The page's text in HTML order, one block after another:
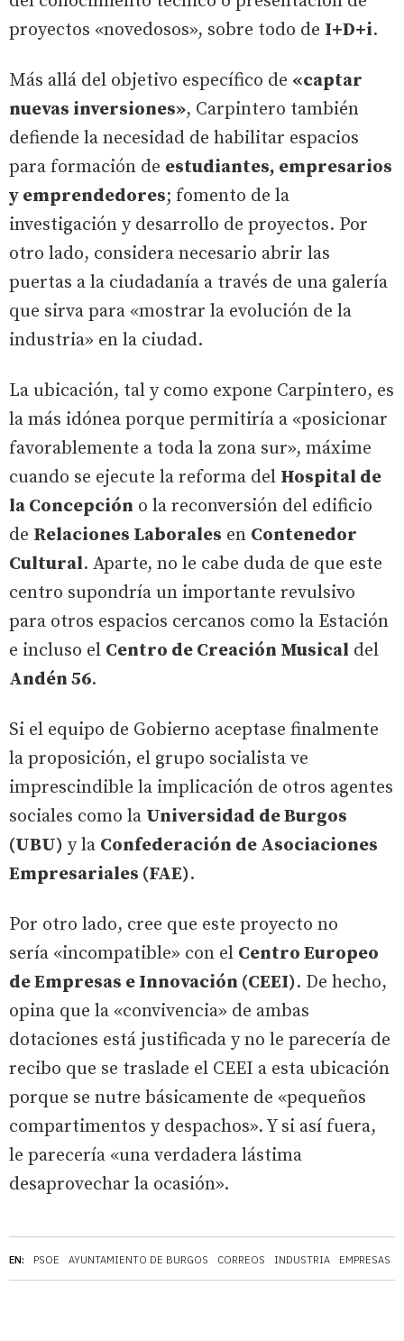
EN: PSOE AYUNTAMIENTO DE BURGOS CORREOS INDUSTRIA EMPRESAS
proyectos «novedosos», sobre todo de I+D+i.
Más allá del objetivo específico de «captar
nuevas inversiones», Carpintero también
defiende la necesidad de habilitar espacios
para formación de estudiantes, empresarios
y emprendedores; fomento de la
investigación y desarrollo de proyectos. Por
otro lado, considera necesario abrir las
puertas a la ciudadanía a través de una galería
que sirva para «mostrar la evolución de la
industria» en la ciudad.
La ubicación, tal y como expone Carpintero, es
la más idónea porque permitiría a «posicionar
favorablemente a toda la zona sur», máxime
cuando se ejecute la reforma del Hospital de
la Concepción o la reconversión del edificio
de Relaciones Laborales en Contenedor
Cultural. Aparte, no le cabe duda de que este
centro supondría un importante revulsivo
para otros espacios cercanos como la Estación
e incluso el Centro de Creación Musical del
Andén 56.
Si el equipo de Gobierno aceptase finalmente
la proposición, el grupo socialista ve
imprescindible la implicación de otros agentes
sociales como la Universidad de Burgos
(UBU) y la Confederación de Asociaciones
Empresariales (FAE).
Por otro lado, cree que este proyecto no
sería «incompatible» con el Centro Europeo
de Empresas e Innovación (CEEI). De hecho,
opina que la «convivencia» de ambas
dotaciones está justificada y no le parecería de
recibo que se traslade el CEEI a esta ubicación
porque se nutre básicamente de «pequeños
compartimentos y despachos». Y si así fuera,
le parecería «una verdadera lástima
desaprovechar la ocasión».